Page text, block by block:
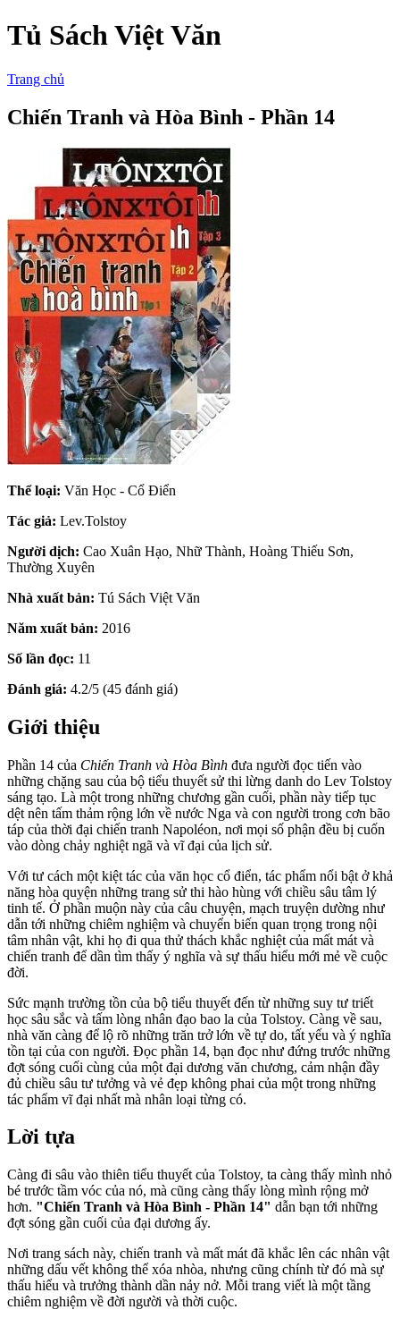
Tủ Sách Việt Văn
Trang chủ
Chiến Tranh và Hòa Bình - Phần 14
Thể loại: Văn Học - Cổ Điển
Tác giả: Lev.Tolstoy
Người dịch: Cao Xuân Hạo, Nhữ Thành, Hoàng Thiếu Sơn,
Thường Xuyên
Nhà xuất bản: Tú Sách Việt Văn
Năm xuất bản: 2016
Số lần đọc: 11
Đánh giá: 4.2/5 (45 đánh giá)
Giới thiệu
Phần 14 của Chiến Tranh và Hòa Bình đưa người đọc tiến vào
những chặng sau của bộ tiểu thuyết sử thi lừng danh do Lev Tolstoy
sáng tạo. Là một trong những chương gần cuối, phần này tiếp tục
dệt nên tấm thảm rộng lớn về nước Nga và con người trong cơn bão
táp của thời đại chiến tranh Napoléon, nơi mọi số phận đều bị cuốn
vào dòng chảy nghiệt ngã và vĩ đại của lịch sử.
Với tư cách một kiệt tác của văn học cổ điển, tác phẩm nổi bật ở khả
năng hòa quyện những trang sử thi hào hùng với chiều sâu tâm lý
tinh tế. Ở phần muộn này của câu chuyện, mạch truyện dường như
dẫn tới những chiêm nghiệm và chuyển biến quan trọng trong nội
tâm nhân vật, khi họ đi qua thử thách khắc nghiệt của mất mát và
chiến tranh để dần tìm thấy ý nghĩa và sự thấu hiểu mới mẻ về cuộc
đời.
Sức mạnh trường tồn của bộ tiểu thuyết đến từ những suy tư triết
học sâu sắc và tấm lòng nhân đạo bao la của Tolstoy. Càng về sau,
nhà văn càng để lộ rõ những trăn trở lớn về tự do, tất yếu và ý nghĩa
tồn tại của con người. Đọc phần 14, bạn đọc như đứng trước những
đợt sóng cuối cùng của một đại dương văn chương, cảm nhận đầy
đủ chiều sâu tư tưởng và vẻ đẹp không phai của một trong những
tác phẩm vĩ đại nhất mà nhân loại từng có.
Lời tựa
Càng đi sâu vào thiên tiểu thuyết của Tolstoy, ta càng thấy mình nhỏ
bé trước tầm vóc của nó, mà cũng càng thấy lòng mình rộng mở
hơn. "Chiến Tranh và Hòa Bình - Phần 14" dẫn bạn tới những
đợt sóng gần cuối của đại dương ấy.
Nơi trang sách này, chiến tranh và mất mát đã khắc lên các nhân vật
những dấu vết không thể xóa nhòa, nhưng cũng chính từ đó mà sự
thấu hiểu và trưởng thành dần nảy nở. Mỗi trang viết là một tầng
chiêm nghiệm về đời người và thời cuộc.